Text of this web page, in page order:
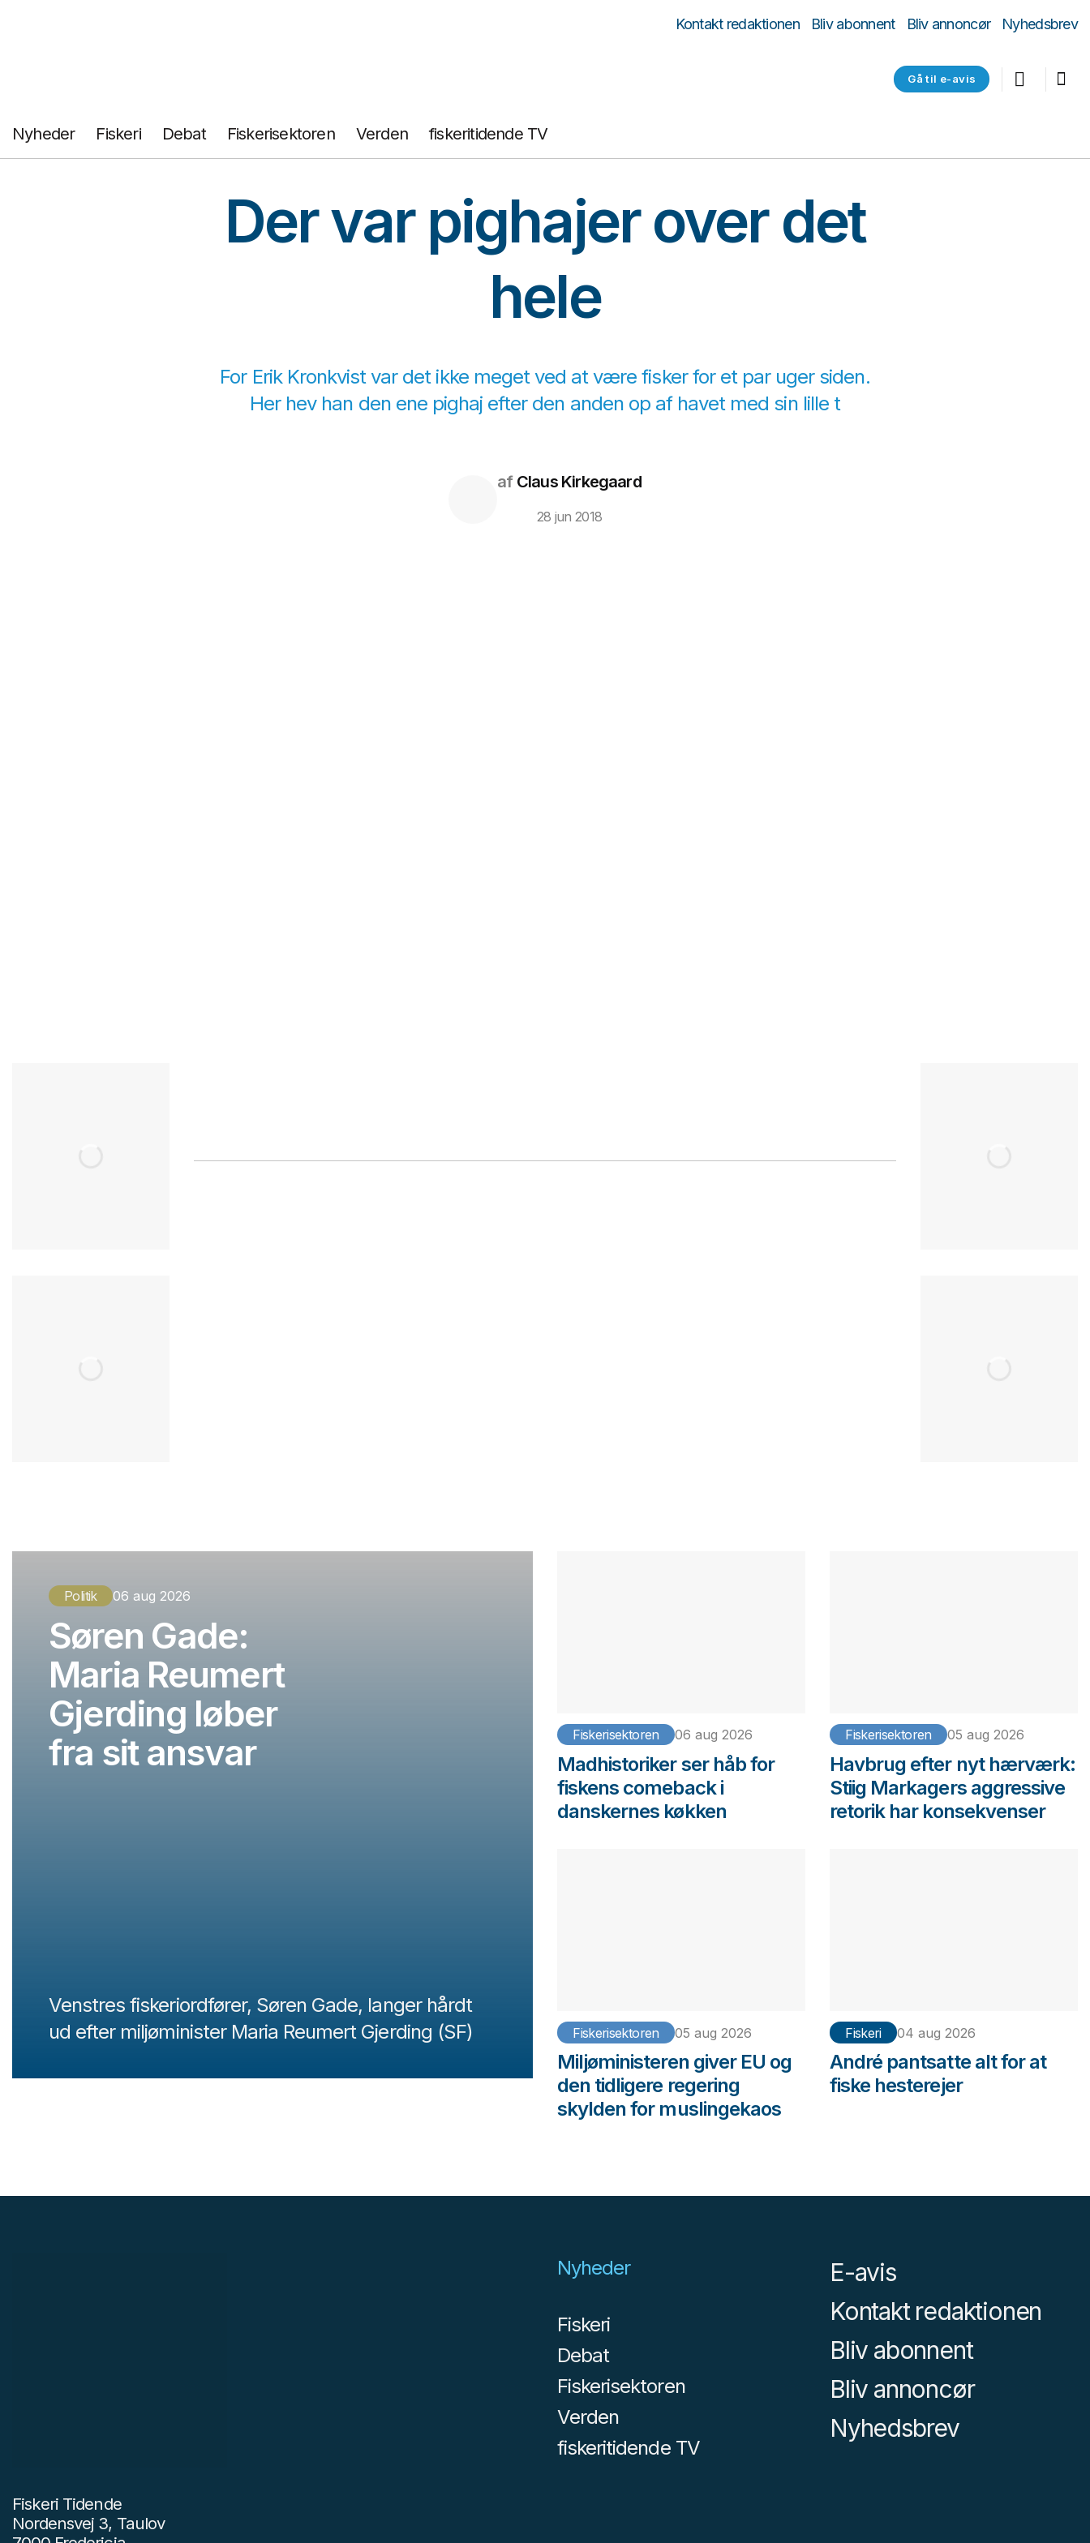
Kontakt redaktionen Bliv abonnent Bliv annoncør Nyhedsbrev
Gå til e-avis
Nyheder Fiskeri Debat Fiskerisektoren Verden fiskeritidende TV
Der var pighajer over det
hele
For Erik Kronkvist var det ikke meget ved at være fisker for et par uger siden.
Her hev han den ene pighaj efter den anden op af havet med sin lille t
afClaus Kirkegaard
28 jun 2018
Politik 06 aug 2026
Søren Gade:
Maria Reumert
Gjerding løber
fra sit ansvar
Venstres fiskeriordfører, Søren Gade, langer hårdt
ud efter miljøminister Maria Reumert Gjerding (SF)
Fiskerisektoren 06 aug 2026
Madhistoriker ser håb for
fiskens comeback i
danskernes køkken
Fiskerisektoren 05 aug 2026
Havbrug efter nyt hærværk:
Stiig Markagers aggressive
retorik har konsekvenser
Fiskerisektoren 05 aug 2026
Miljøministeren giver EU og
den tidligere regering
skylden for muslingekaos
Fiskeri 04 aug 2026
André pantsatte alt for at
fiske hesterejer
Fiskeri Tidende
Nordensvej 3, Taulov
Nyheder
Fiskeri
Debat
Fiskerisektoren
Verden
fiskeritidende TV
E-avis
Kontakt redaktionen
Bliv abonnent
Bliv annoncør
Nyhedsbrev